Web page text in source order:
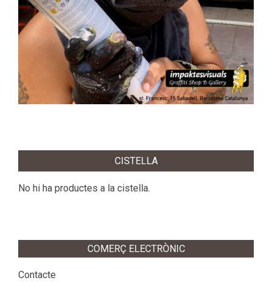
06-
CISTELLA
No hi ha productes a la cistella.
COMERÇ ELECTRÒNIC
Contacte